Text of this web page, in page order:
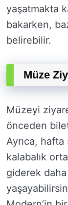
yaşatmakta
bakarken,
belirebilir.
Müze
Müzeyi
önceden
Ayrıca, hafta
kalabalık
giderek